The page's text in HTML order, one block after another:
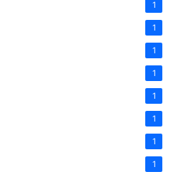
1
1
1
1
1
1
1
1